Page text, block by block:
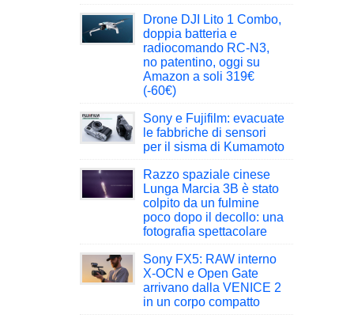
Drone DJI Lito 1 Combo,
doppia batteria e
radiocomando RC-N3,
no patentino, oggi su
Amazon a soli 319€
(-60€)
Sony e Fujifilm: evacuate
le fabbriche di sensori
per il sisma di Kumamoto
Razzo spaziale cinese
Lunga Marcia 3B è stato
colpito da un fulmine
poco dopo il decollo: una
fotografia spettacolare
Sony FX5: RAW interno
X-OCN e Open Gate
arrivano dalla VENICE 2
in un corpo compatto